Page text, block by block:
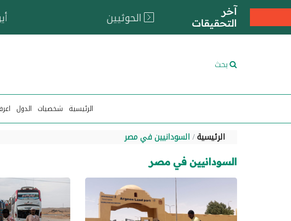
آخر
التحقيقات
خزان عائم..
بحث
الرئيسية شخصيات الدول
الرئيسية السودانيين في مصر
السودانيين في مصر